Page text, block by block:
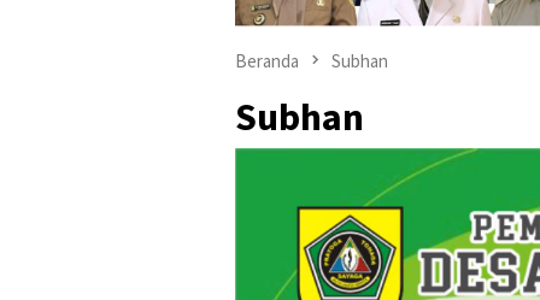
Beranda Subhan
Subhan